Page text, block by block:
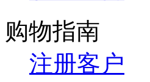
购物指南
注册客户